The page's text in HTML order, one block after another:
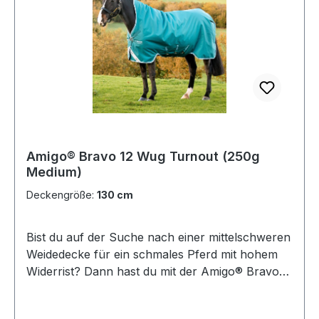
ausschreiten und halten die Decke bei guter
Bauchabdeckung zugleich sicher an ihrem Platz,
unterstützt von drei
Kreuzgurten.Reflektorstreifen sorgen für
bessere Sichtbarkeit beim Weidegang und beim
Hereinholen, wenn schlechte Lichtverhältnisse
die Sicherheit beeinträchtigen können. Diese
Innenfutter abgerundet, welches das Fell
fantastisch glänzen lässt.Farbe: black
Amigo® Bravo 12 Wug Turnout (250g
Medium)
Deckengröße: 130 cm
Bist du auf der Suche nach einer mittelschweren
Weidedecke für ein schmales Pferd mit hohem
Widerrist? Dann hast du mit der Amigo® Bravo